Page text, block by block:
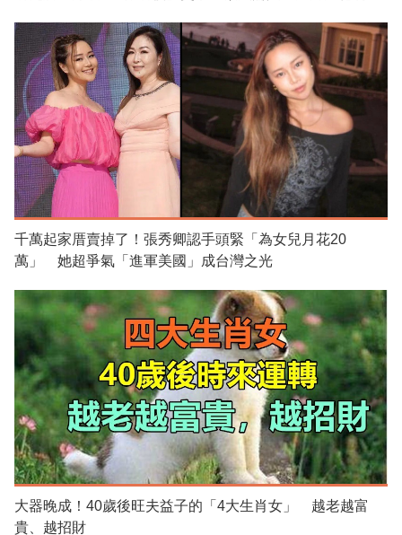
千萬起家厝賣掉了！張秀卿認手頭緊「為女兒月花20
萬」 她超爭氣「進軍美國」成台灣之光
大器晚成！40歲後旺夫益子的「4大生肖女」 越老越富
貴、越招財